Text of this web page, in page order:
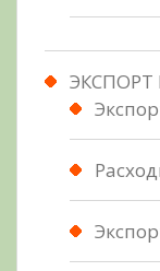
ЭКСПОРТ